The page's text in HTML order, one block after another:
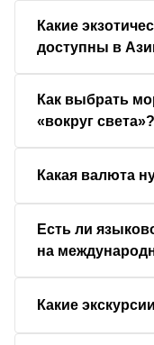
Какие
доступны в
Как выбрать
«вокруг света»?
Какая валюта
Есть ли
на
Какие